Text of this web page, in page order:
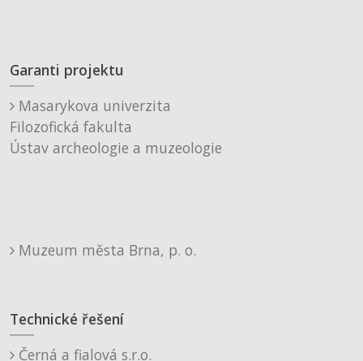
Garanti projektu
Masarykova univerzita
Filozofická fakulta
Ústav archeologie a muzeologie
Muzeum města Brna, p. o.
Technické řešení
Černá a fialová s.r.o.